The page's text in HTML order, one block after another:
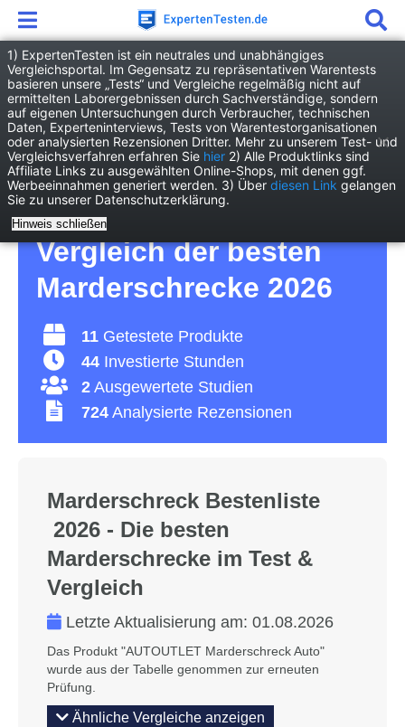
Elektronik Sonstige Marderschreck
Marderschreck Test –
so schützen Sie Ihren
Motor vor Madern –
Vergleich der besten
Marderschrecke 2026
11 Getestete Produkte
44 Investierte Stunden
2 Ausgewertete Studien
724 Analysierte Rezensionen
Marderschreck Bestenliste
2026 - Die besten
Marderschrecke im Test &
Vergleich
Letzte Aktualisierung am: 01.08.2026
Das Produkt "AUTOUTLET Marderschreck Auto"
wurde aus der Tabelle genommen zur erneuten
Prüfung.
Ähnliche Vergleiche anzeigen
1) ExpertenTesten ist ein neutrales und unabhängiges
Vergleichsportal. Im Gegensatz zu repräsentativen Warentests
basieren unsere „Tests“ und Vergleiche regelmäßig nicht auf
ermittelten Laborergebnissen durch Sachverständige, sondern
auf eigenen Untersuchungen durch Verbraucher, technischen
Daten, Experteninterviews, Tests von Warentestorganisationen
oder analysierten Rezensionen Dritter. Mehr zu unserem Test- und
Vergleichsverfahren erfahren Sie hier 2) Alle Produktlinks sind
Affiliate Links zu ausgewählten Online-Shops, mit denen ggf.
Werbeeinnahmen generiert werden. 3) Über diesen Link gelangen
Sie zu unserer Datenschutzerklärung.
Hinweis schließen